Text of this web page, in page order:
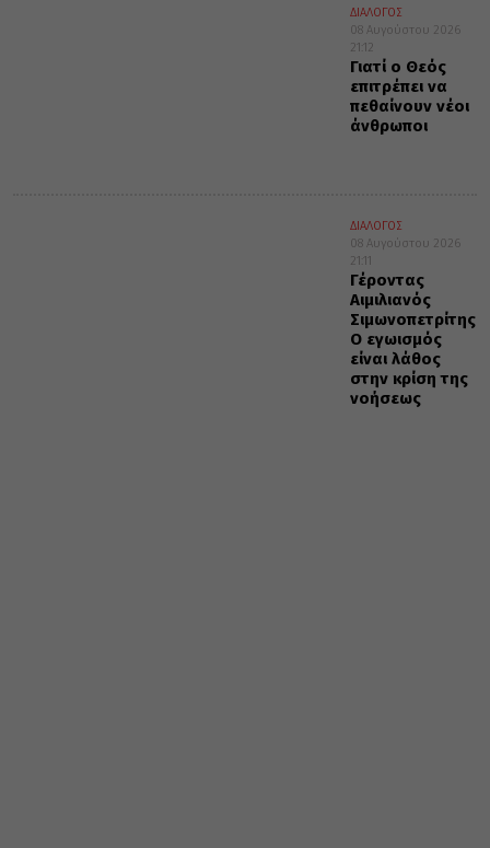
ΔΙΑΛΟΓΟΣ
08 Αυγούστου 2026
21:12
Γιατί ο Θεός
επιτρέπει να
πεθαίνουν νέοι
άνθρωποι
ΔΙΑΛΟΓΟΣ
08 Αυγούστου 2026
21:11
Γέροντας
Αιμιλιανός
Σιμωνοπετρίτης:
Ο εγωισμός
είναι λάθος
στην κρίση της
νοήσεως